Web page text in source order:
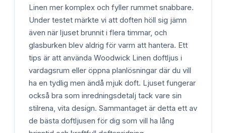
Linen mer komplex och fyller rummet snabbare.
Under testet märkte vi att doften höll sig jämn
även när ljuset brunnit i flera timmar, och
glasburken blev aldrig för varm att hantera. Ett
tips är att använda Woodwick Linen doftljus i
vardagsrum eller öppna planlösningar där du vill
ha en tydlig men ändå mjuk doft. Ljuset fungerar
också bra som inredningsdetalj tack vare sin
stilrena, vita design. Sammantaget är detta ett av
de bästa doftljusen för dig som vill ha lång